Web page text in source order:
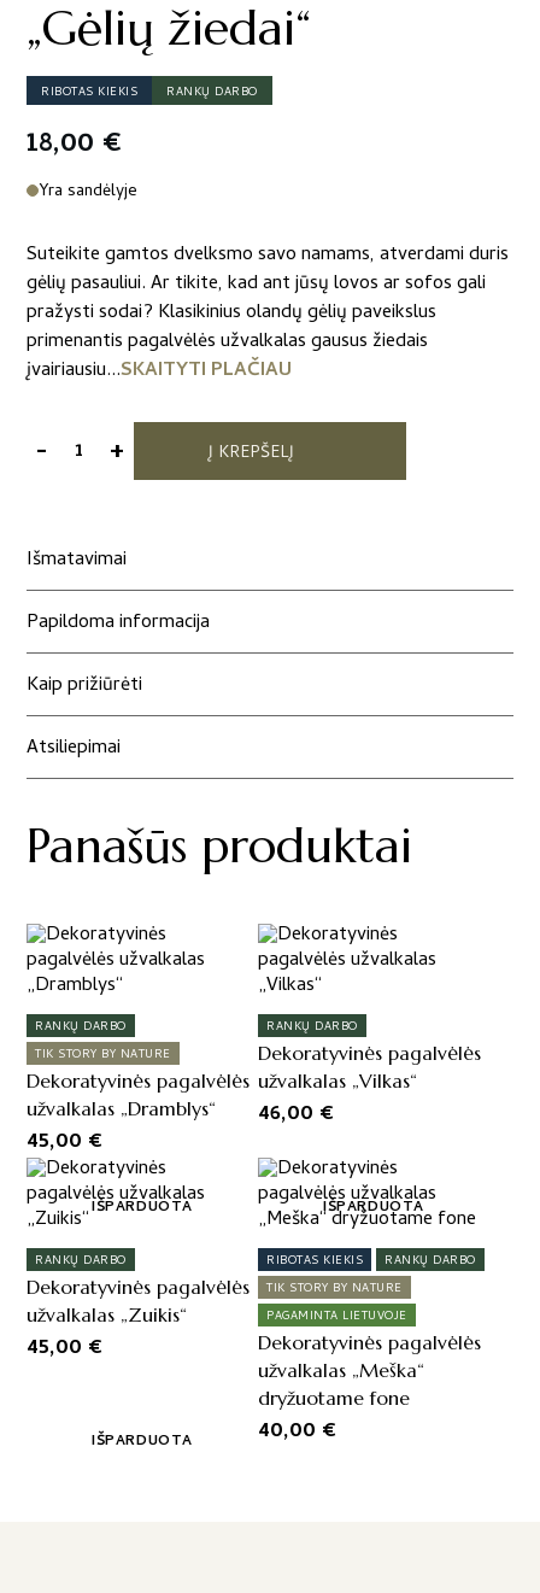
„Gėlių žiedai“
RIBOTAS KIEKIS RANKŲ DARBO
18,00 €
Yra sandėlyje
Suteikite gamtos dvelksmo savo namams, atverdami duris
gėlių pasauliui. Ar tikite, kad ant jūsų lovos ar sofos gali
pražysti sodai? Klasikinius olandų gėlių paveikslus
primenantis pagalvėlės užvalkalas gausus žiedais
įvairiausiu...SKAITYTI PLAČIAU
-produkto
pagalvėlės
„Gėlių
žiedai“
+ Į KREPŠELĮ
Išmatavimai
Papildoma informacija
Kaip prižiūrėti
Atsiliepimai
Panašūs produktai
RANKŲ DARBO
TIK STORY BY NATURE
Dekoratyvinės pagalvėlės
užvalkalas „Dramblys“
45,00 €
IŠPARDUOTA
RANKŲ DARBO
Dekoratyvinės pagalvėlės
užvalkalas „Vilkas“
46,00 €
IŠPARDUOTA
RANKŲ DARBO
Dekoratyvinės pagalvėlės
užvalkalas „Zuikis“
45,00 €
IŠPARDUOTA
RIBOTAS KIEKIS
RANKŲ DARBO
TIK STORY BY NATURE
PAGAMINTA LIETUVOJE
Dekoratyvinės pagalvėlės
užvalkalas „Meška“
dryžuotame fone
40,00 €